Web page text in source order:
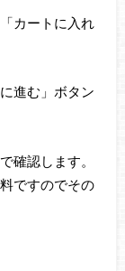
カートに入れ
進む」ボタン
確認します。
ですのでその